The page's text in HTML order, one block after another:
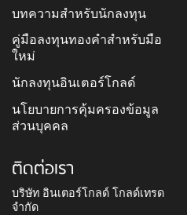
บทความสำหรับนักลงทุน
คู่มือลงทุนทองคำสำหรับมือ
ใหม่
นักลงทุนอินเตอร์โกลด์
นโยบายการคุ้มครองข้อมูล
ส่วนบุคคล
ติดต่อเรา
บริษัท อินเตอร์โกลด์ โกลด์เทรด
จำกัด